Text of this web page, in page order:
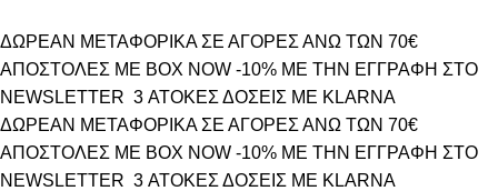
ΔΩΡΕΑΝ ΜΕΤΑΦΟΡΙΚΑ ΣΕ ΑΓΟΡΕΣ ΑΝΩ ΤΩΝ 70€
ΑΠΟΣΤΟΛΕΣ ΜΕ BOX NOW -10% ΜΕ ΤΗΝ ΕΓΓΡΑΦΗ ΣΤΟ
NEWSLETTER 3 ΑΤΟΚΕΣ ΔΟΣΕΙΣ ΜΕ KLARNA
ΔΩΡΕΑΝ ΜΕΤΑΦΟΡΙΚΑ ΣΕ ΑΓΟΡΕΣ ΑΝΩ ΤΩΝ 70€
ΑΠΟΣΤΟΛΕΣ ΜΕ BOX NOW -10% ΜΕ ΤΗΝ ΕΓΓΡΑΦΗ ΣΤΟ
NEWSLETTER 3 ΑΤΟΚΕΣ ΔΟΣΕΙΣ ΜΕ KLARNA